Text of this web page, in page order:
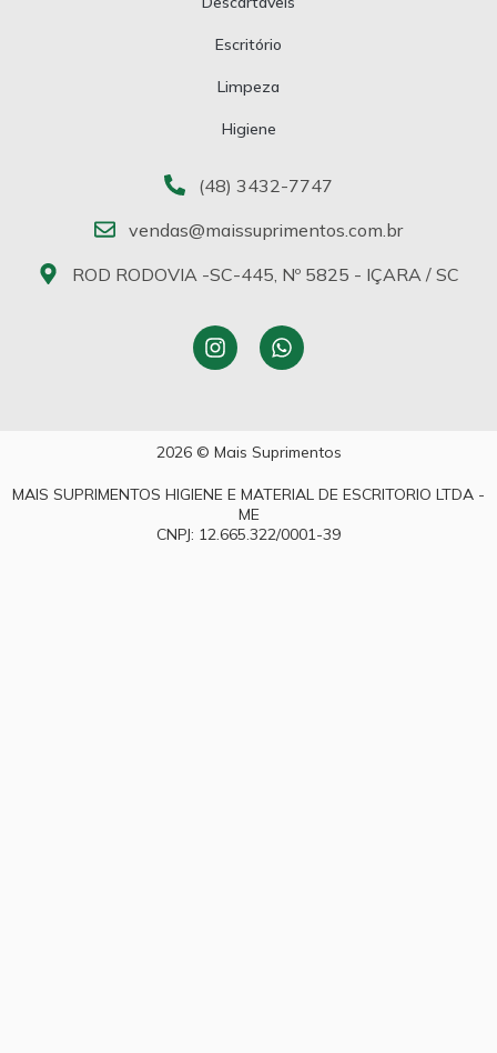
Escritório
Limpeza
Higiene
(48) 3432-7747
vendas@maissuprimentos.com.br
ROD RODOVIA -SC-445, Nº 5825 - IÇARA / SC
2026 © Mais Suprimentos
MAIS SUPRIMENTOS HIGIENE E MATERIAL DE ESCRITORIO LTDA -
ME
CNPJ: 12.665.322/0001-39